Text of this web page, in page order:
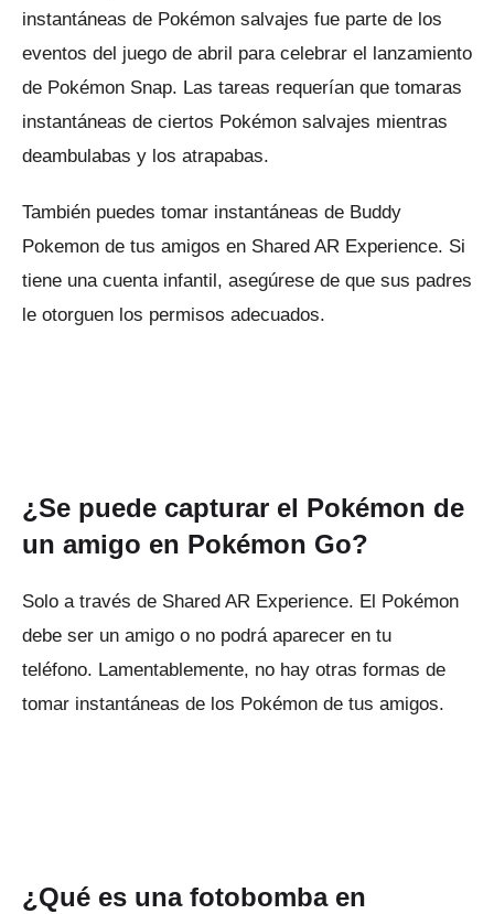
instantáneas de Pokémon salvajes fue parte de los
eventos del juego de abril para celebrar el lanzamiento
de Pokémon Snap. Las tareas requerían que tomaras
instantáneas de ciertos Pokémon salvajes mientras
deambulabas y los atrapabas.
También puedes tomar instantáneas de Buddy
Pokemon de tus amigos en Shared AR Experience. Si
tiene una cuenta infantil, asegúrese de que sus padres
le otorguen los permisos adecuados.
¿Se puede capturar el Pokémon de
un amigo en Pokémon Go?
Solo a través de Shared AR Experience. El Pokémon
debe ser un amigo o no podrá aparecer en tu
teléfono. Lamentablemente, no hay otras formas de
tomar instantáneas de los Pokémon de tus amigos.
¿Qué es una fotobomba en